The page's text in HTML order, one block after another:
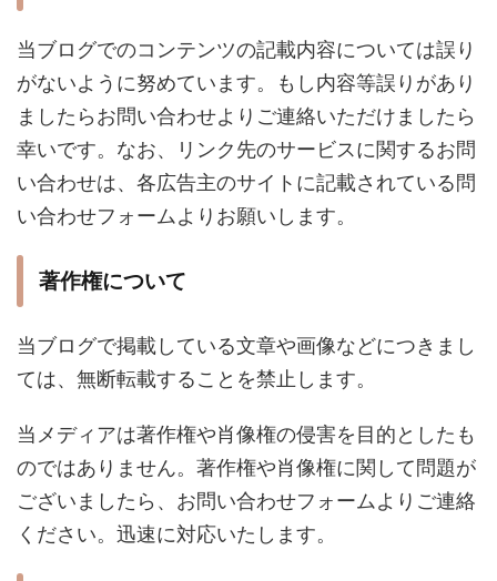
当ブログでのコンテンツの記載内容については誤り
がないように努めています。もし内容等誤りがあり
ましたらお問い合わせよりご連絡いただけましたら
幸いです。なお、リンク先のサービスに関するお問
い合わせは、各広告主のサイトに記載されている問
い合わせフォームよりお願いします。
著作権について
当ブログで掲載している文章や画像などにつきまし
ては、無断転載することを禁止します。
当メディアは著作権や肖像権の侵害を目的としたも
のではありません。著作権や肖像権に関して問題が
ございましたら、お問い合わせフォームよりご連絡
ください。迅速に対応いたします。